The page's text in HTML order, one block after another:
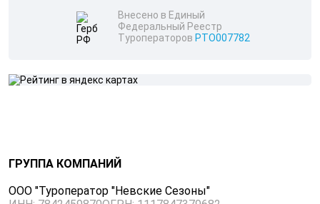
ГРУППА КОМПАНИЙ
ООО "Туроператор "Невские Сезоны"
Внесено в Единый
Федеральный Реестр
Туроператоров РТО007782